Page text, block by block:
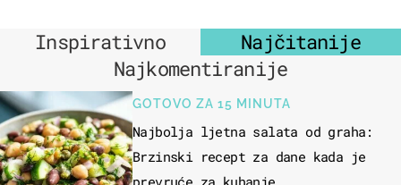
Inspirativno
Najčitanije
Najkomentiranije
GOTOVO ZA 15 MINUTA
Najbolja ljetna salata od graha:
Brzinski recept za dane kada je